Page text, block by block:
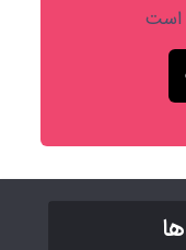
است